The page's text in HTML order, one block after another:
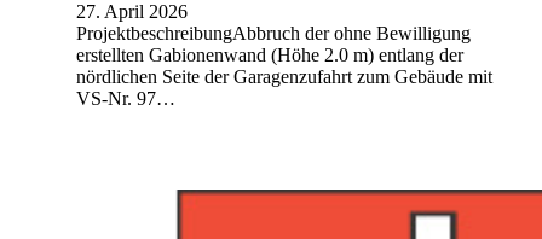
27. April 2026
ProjektbeschreibungAbbruch der ohne Bewilligung
erstellten Gabionenwand (Höhe 2.0 m) entlang der
nördlichen Seite der Garagenzufahrt zum Gebäude mit
VS-Nr. 97…